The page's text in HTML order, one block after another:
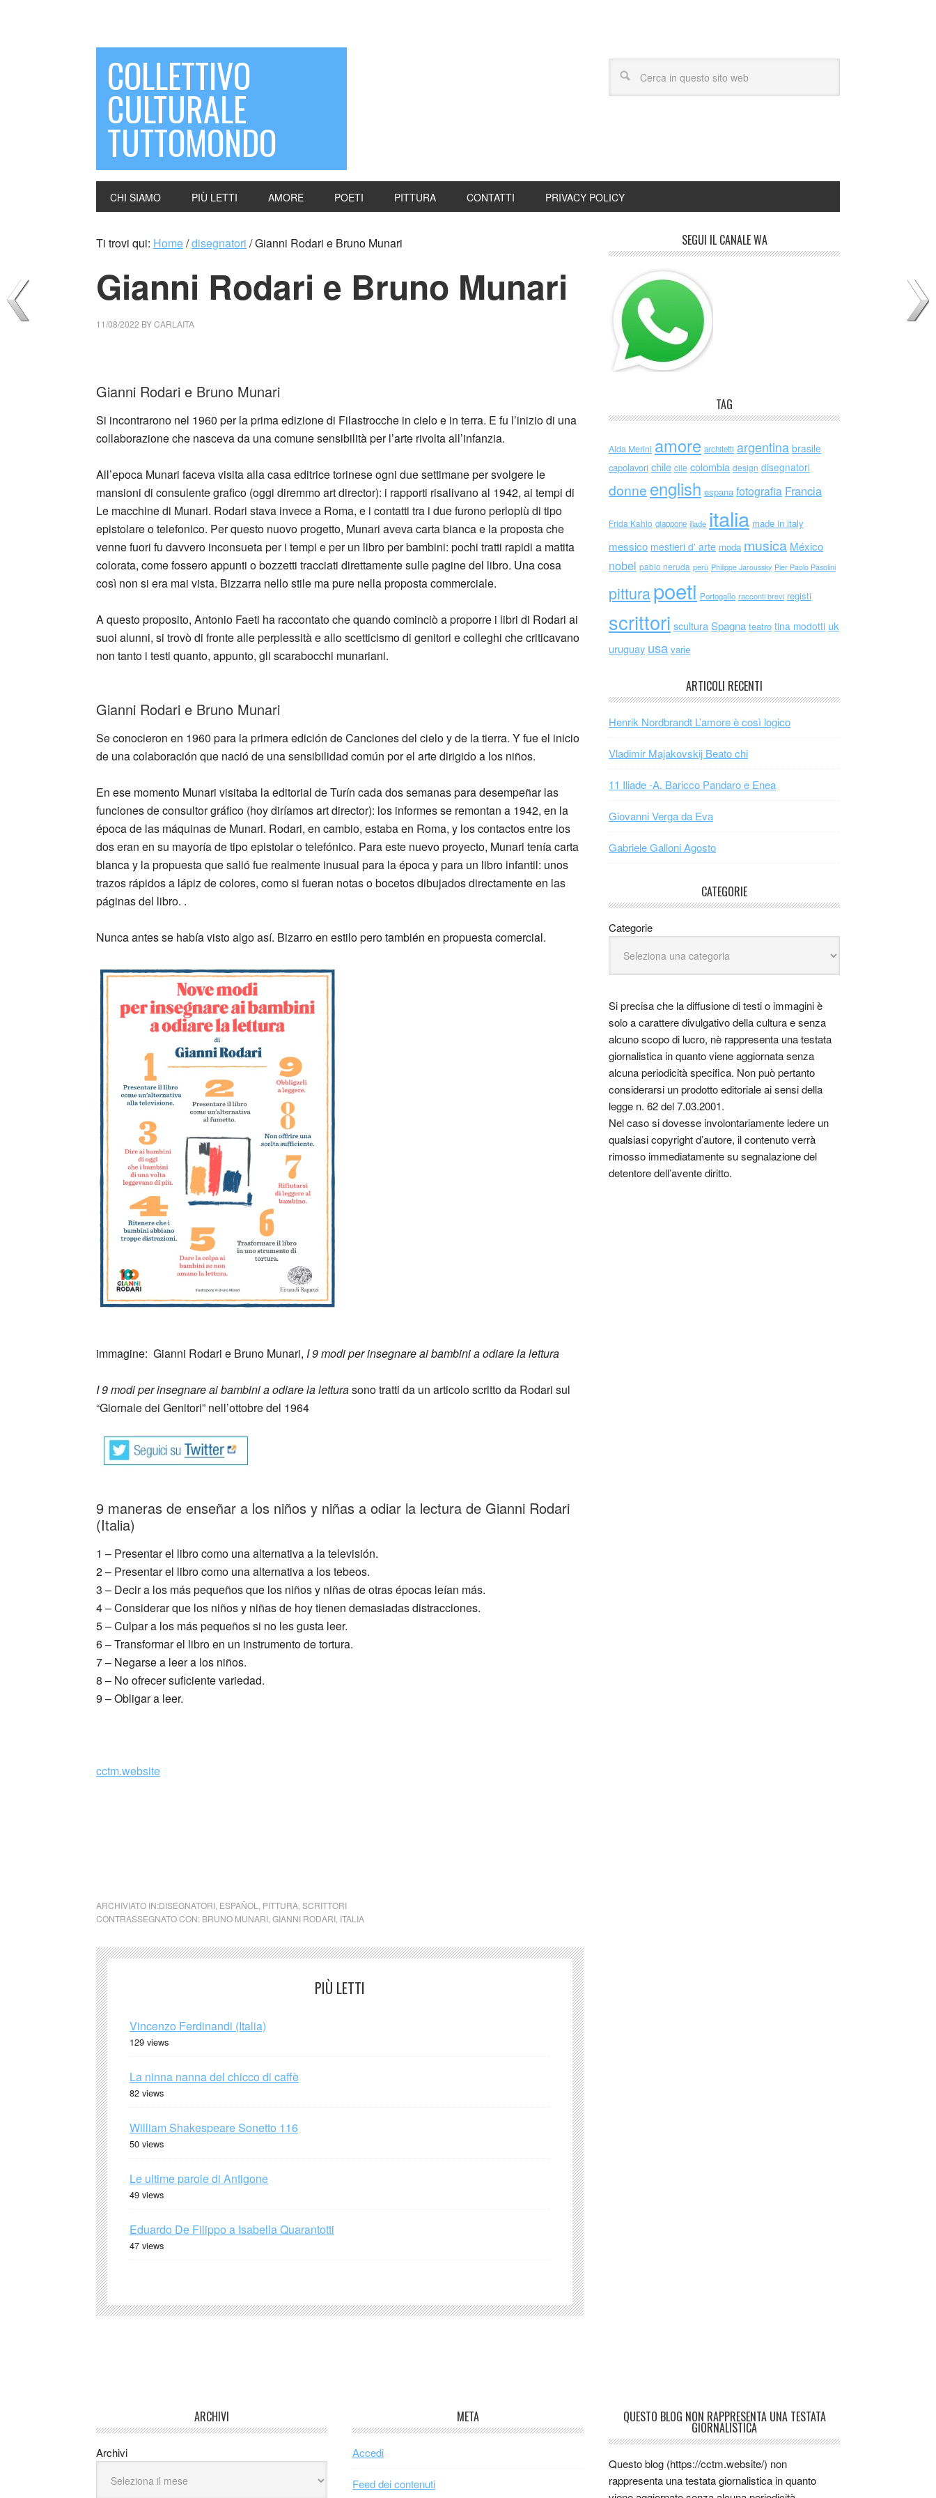
COLLETTIVO
CULTURALE
TUTTOMONDO
CHI SIAMO PIÙ LETTI AMORE POETI PITTURA CONTATTI PRIVACY POLICY
Ti trovi qui: Home/disegnatori /Gianni Rodari e Bruno Munari
Gianni Rodari e Bruno Munari
11/08/2022 BYCARLAITA
Gianni Rodari e Bruno Munari
Si incontrarono nel 1960 per la prima edizione di Filastrocche in cielo e in terra. E fu l’inizio di una
collaborazione che nasceva da una comune sensibilità per l’arte rivolta all’infanzia.
All’epoca Munari faceva visita alla casa editrice torinese ogni due settimane per svolgere le
mansioni di consulente grafico (oggi diremmo art director): i rapporti risalivano al 1942, ai tempi di
Le macchine di Munari. Rodari stava invece a Roma, e i contatti tra i due furono perlopiù di tipo
epistolare o telefonico. Per questo nuovo progetto, Munari aveva carta bianca e la proposta che
venne fuori fu davvero inconsueta per i tempi e per un libro per bambini: pochi tratti rapidi a matita
colorata, come fossero appunti o bozzetti tracciati direttamente sulle pagine del libro. Una cosa
così non si era mai vista. Bizzarra nello stile ma pure nella proposta commerciale.
A questo proposito, Antonio Faeti ha raccontato che quando cominciò a proporre i libri di Rodari ai
suoi alunni, si trovò di fronte alle perplessità e allo scetticismo di genitori e colleghi che criticavano
non tanto i testi quanto, appunto, gli scarabocchi munariani.
Gianni Rodari e Bruno Munari
Se conocieron en 1960 para la primera edición de Canciones del cielo y de la tierra. Y fue el inicio
de una colaboración que nació de una sensibilidad común por el arte dirigido a los niños.
En ese momento Munari visitaba la editorial de Turín cada dos semanas para desempeñar las
funciones de consultor gráfico (hoy diríamos art director): los informes se remontan a 1942, en la
época de las máquinas de Munari. Rodari, en cambio, estaba en Roma, y ​​los contactos entre los
dos eran en su mayoría de tipo epistolar o telefónico. Para este nuevo proyecto, Munari tenía carta
blanca y la propuesta que salió fue realmente inusual para la época y para un libro infantil: unos
trazos rápidos a lápiz de colores, como si fueran notas o bocetos dibujados directamente en las
páginas del libro. .
Nunca antes se había visto algo así. Bizarro en estilo pero también en propuesta comercial.
immagine: Gianni Rodari e Bruno Munari, I 9 modi per insegnare ai bambini a odiare la lettura
I 9 modi per insegnare ai bambini a odiare la letturasono tratti da un articolo scritto da Rodari sul
“Giornale dei Genitori” nell’ottobre del 1964
9 maneras de enseñar a los niños y niñas a odiar la lectura de Gianni Rodari
(Italia)
1 – Presentar el libro como una alternativa a la televisión.
2 – Presentar el libro como una alternativa a los tebeos.
3 – Decir a los más pequeños que los niños y niñas de otras épocas leían más.
4 – Considerar que los niños y niñas de hoy tienen demasiadas distracciones.
5 – Culpar a los más pequeños si no les gusta leer.
6 – Transformar el libro en un instrumento de tortura.
7 – Negarse a leer a los niños.
8 – No ofrecer suficiente variedad.
9 – Obligar a leer.
cctm.website
ARCHIVIATO IN:DISEGNATORI ESPAÑOL PITTURA SCRITTORI
CONTRASSEGNATO CON: BRUNO MUNARI GIANNI RODARI ITALIA
PIÙ LETTI
Vincenzo Ferdinandi (Italia)
129 views
La ninna nanna del chicco di caffè
82 views
William Shakespeare Sonetto 116
50 views
Le ultime parole di Antigone
49 views
Eduardo De Filippo a Isabella Quarantotti
47 views
SEGUI IL CANALE WA
TAG
Alda Merini amore architetti argentina brasile
capolavori chile cile colombia design disegnatori
donne english espana fotografia Francia
Frida Kahlo giappone iliade italia made in italy
messico mestieri d' arte moda musica México
nobel pablo neruda perù Philippe Jaroussky Pier Paolo Pasolini
pitturapoeti Portogallo racconti brevi registi
scrittori scultura Spagna teatro tina modotti uk
uruguay usa varie
ARTICOLI RECENTI
Henrik Nordbrandt L’amore è così logico
Vladimir Majakovskij Beato chi
11 Iliade -A. Baricco Pandaro e Enea
Giovanni Verga da Eva
Gabriele Galloni Agosto
CATEGORIE
Categorie
Si precisa che la diffusione di testi o immagini è
solo a carattere divulgativo della cultura e senza
alcuno scopo di lucro, nè rappresenta una testata
giornalistica in quanto viene aggiornata senza
alcuna periodicità specifica. Non può pertanto
considerarsi un prodotto editoriale ai sensi della
legge n. 62 del 7.03.2001.
Nel caso si dovesse involontariamente ledere un
qualsiasi copyright d’autore, il contenuto verrà
rimosso immediatamente su segnalazione del
detentore dell’avente diritto.
ARCHIVI
Archivi
META
Accedi
Feed dei contenuti
QUESTO BLOG NON RAPPRESENTA UNA TESTATA
GIORNALISTICA
Questo blog (https://cctm.website/) non
rappresenta una testata giornalistica in quanto